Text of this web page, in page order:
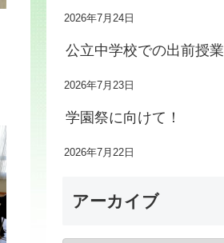
2026年7月24日
公立中学校での出前授業
2026年7月23日
学園祭に向けて！
2026年7月22日
アーカイブ